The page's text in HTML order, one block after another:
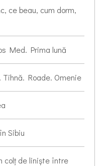
ce beau, cum dorm,
Med. Prima lună
Tihnă. Roade. Omenie
Sibiu
colț de liniște între